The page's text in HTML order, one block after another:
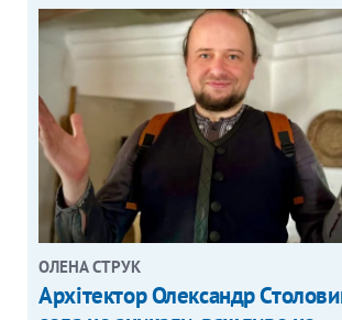
ОЛЕНА СТРУК
Архітектор Олександр